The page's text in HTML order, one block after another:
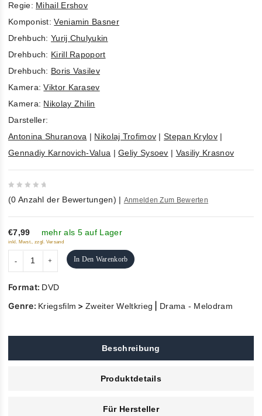
Regie: Mihail Ershov
Komponist:Veniamin Basner
Drehbuch:Yurij Chulyukin
Drehbuch: Kirill Rapoport
Drehbuch: Boris Vasilev
Kamera:Viktor Karasev
Kamera: Nikolay Zhilin
Darsteller:
Antonina Shuranova | Nikolaj Trofimov |Stepan Krylov|
Gennadiy Karnovich-Valua |Geliy Sysoev | Vasiliy Krasnov
out
of
5
(0 Anzahl der Bewertungen) | Anmelden Zum Bewerten
€7,99 mehr als 5 auf Lager
inkl. Mwst., zzgl. Versand
In Den Warenkorb
Format: DVD
Genre: Kriegsfilm >Zweiter Weltkrieg Drama - Melodram
Beschreibung
Produktdetails
Für Hersteller